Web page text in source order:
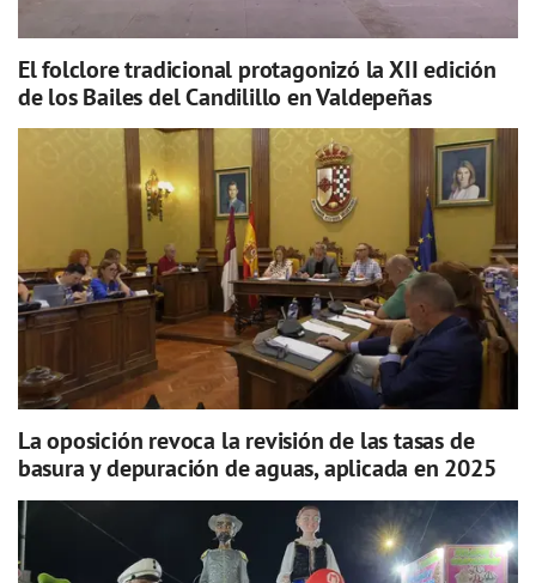
El folclore tradicional protagonizó la XII edición
de los Bailes del Candilillo en Valdepeñas
La oposición revoca la revisión de las tasas de
basura y depuración de aguas, aplicada en 2025